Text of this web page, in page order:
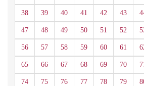
38 39 40 41 42 43
47 48 49 50 51 52
56 57 58 59 60 61
65 66 67 68 69 70
74 75 76 77 78 79